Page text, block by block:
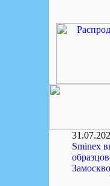
Sminex